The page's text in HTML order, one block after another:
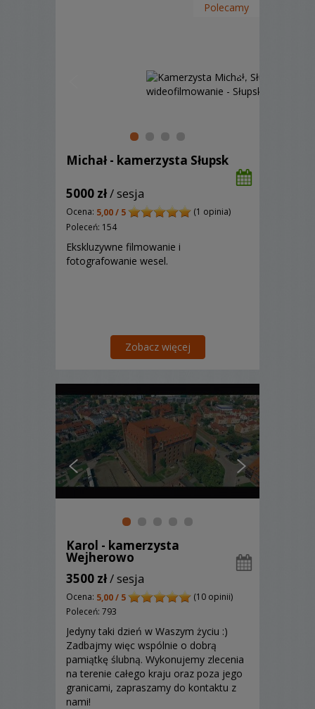
Polecamy
Michał - kamerzysta Słupsk
5000 zł/ sesja
Ocena: 5,00 / 5
(1 opinia)
Poleceń: 154
Ekskluzywne filmowanie i
fotografowanie wesel.
Zobacz więcej
Karol - kamerzysta
Wejherowo
3500 zł/ sesja
Ocena: 5,00 / 5
(10 opinii)
Poleceń: 793
Jedyny taki dzień w Waszym życiu :)
Zadbajmy więc wspólnie o dobrą
pamiątkę ślubną. Wykonujemy zlecenia
na terenie całego kraju oraz poza jego
granicami, zapraszamy do kontaktu z
nami!